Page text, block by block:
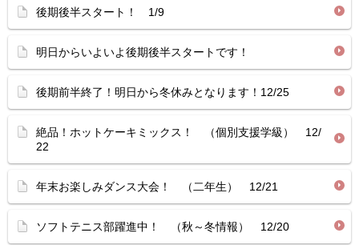
後期後半スタート！ 1/9
明日からいよいよ後期後半スタートです！
後期前半終了！明日から冬休みとなります！12/25
絶品！ホットケーキミックス！ （個別支援学級） 12/
22
年末お楽しみダンス大会！ （二年生） 12/21
ソフトテニス部躍進中！ （秋～冬情報） 12/20